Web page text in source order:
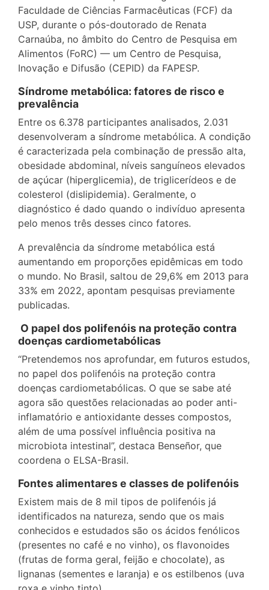
Faculdade de Ciências Farmacêuticas (FCF) da
USP, durante o pós-doutorado de Renata
Carnaúba, no âmbito do Centro de Pesquisa em
Alimentos (FoRC) — um Centro de Pesquisa,
Inovação e Difusão (CEPID) da FAPESP.
Síndrome metabólica: fatores de risco e
prevalência
Entre os 6.378 participantes analisados, 2.031
desenvolveram a síndrome metabólica. A condição
é caracterizada pela combinação de pressão alta,
obesidade abdominal, níveis sanguíneos elevados
de açúcar (hiperglicemia), de triglicerídeos e de
colesterol (dislipidemia). Geralmente, o
diagnóstico é dado quando o indivíduo apresenta
pelo menos três desses cinco fatores.
A prevalência da síndrome metabólica está
aumentando em proporções epidêmicas em todo
o mundo. No Brasil, saltou de 29,6% em 2013 para
33% em 2022, apontam pesquisas previamente
publicadas.
O papel dos polifenóis na proteção contra
doenças cardiometabólicas
“Pretendemos nos aprofundar, em futuros estudos,
no papel dos polifenóis na proteção contra
doenças cardiometabólicas. O que se sabe até
agora são questões relacionadas ao poder anti-
inflamatório e antioxidante desses compostos,
além de uma possível influência positiva na
microbiota intestinal”, destaca Benseñor, que
coordena o ELSA-Brasil.
Fontes alimentares e classes de polifenóis
Existem mais de 8 mil tipos de polifenóis já
identificados na natureza, sendo que os mais
conhecidos e estudados são os ácidos fenólicos
(presentes no café e no vinho), os flavonoides
(frutas de forma geral, feijão e chocolate), as
lignanas (sementes e laranja) e os estilbenos (uva